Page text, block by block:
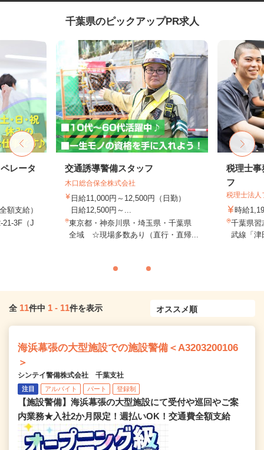
千葉県のピックアップPR求人
レータ
額支給）
21-3F（J
交通誘導警備スタッフ
木口総合保全株式会社
日給11,000円～12,500円（日勤）
日給12,500円～...
東京都・神奈川県・埼玉県・千葉県
全域 ☆現場多数あり（直行・直帰...
税理士事
フ
税理士法人
時給
千葉県習
武線「津
全 11件中 1 - 11件を表示
海浜幕張の大型施設での施設警備＜A3203200106
＞
シンテイ警備株式会社 千葉支社
注目 アルバイト パート 登録制
【施設警備】海浜幕張の大型施設にて受付や巡回やご案
内業務★入社2か月限定！週払いOK！交通費全額支給